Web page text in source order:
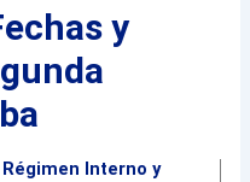
y
Régimen Interno y